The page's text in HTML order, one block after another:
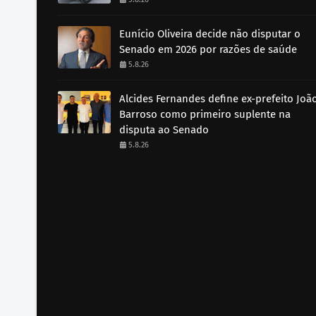
Eunício Oliveira decide não disputar o
Senado em 2026 por razões de saúde
5.8.26
Alcides Fernandes define ex-prefeito
Barroso como primeiro suplente na
disputa ao Senado
5.8.26